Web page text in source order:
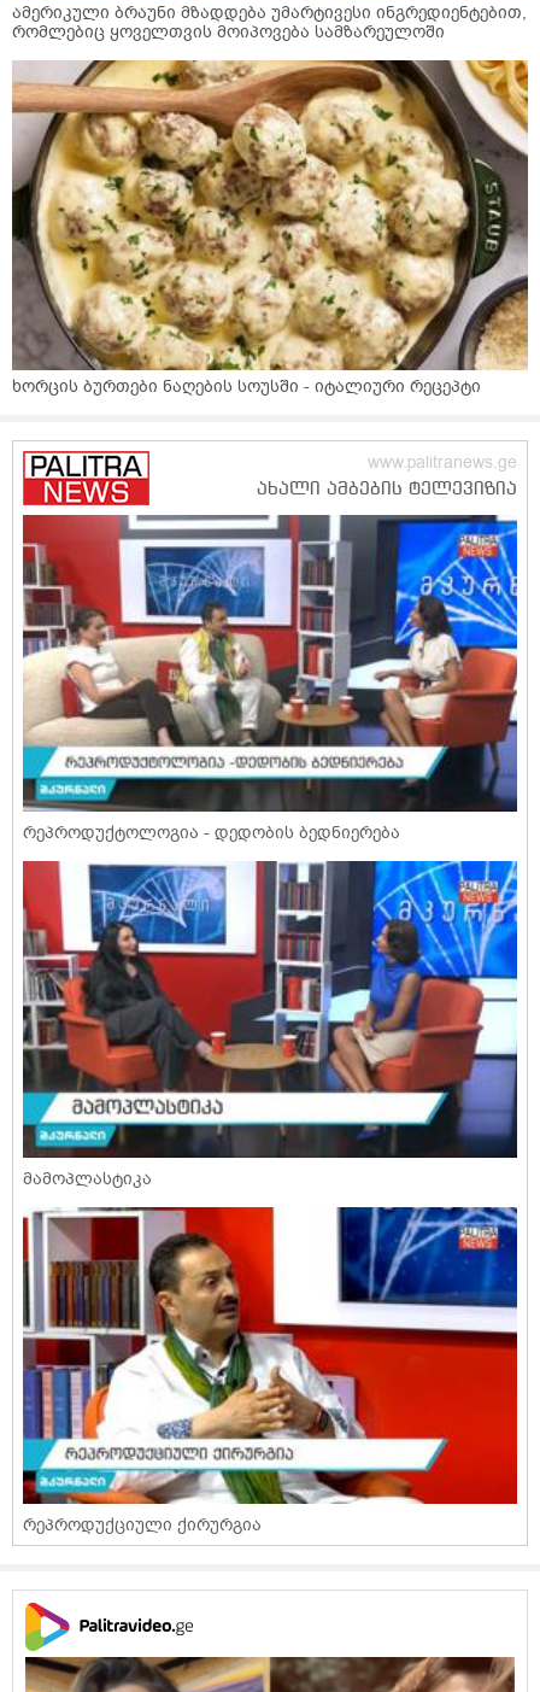
ამერიკული ბრაუნი მზადდება უმარტივესი ინგრედიენტებით,
რომლებიც ყოველთვის მოიპოვება სამზარეულოში
ხორცის ბურთები ნაღების სოუსში - იტალიური რეცეპტი
რეპროდუქტოლოგია - დედობის ბედნიერება
მამოპლასტიკა
რეპროდუქციული ქირურგია